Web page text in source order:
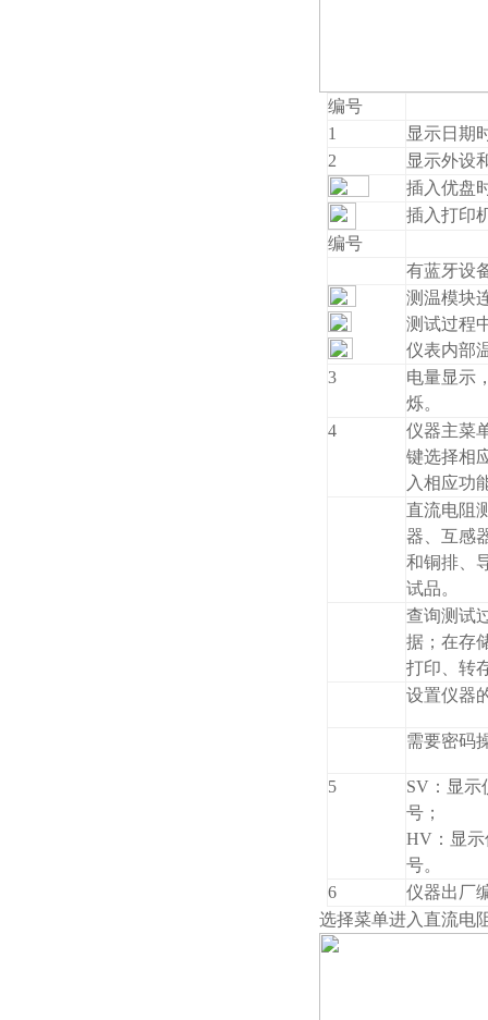
编号
1
显示日期
2
显示外设
插入优盘
插入打印
编号
有蓝牙设
测温模块
测试过程
仪表内部
3
电量显示
烁。
4
仪器主菜
键选择相
入相应功
直流电阻
器、互感
和铜排、
试品。
查询测试
据；在存
打印、转
设置仪器
需要密码
5
SV：显示
号；
HV：显
号。
6
仪器出厂
选择菜单进入直流电